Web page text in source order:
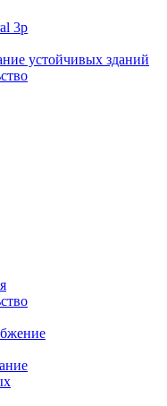
3p
устойчивых зданий